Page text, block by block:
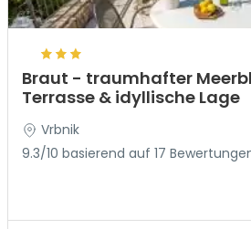
Braut - traumhafter
Terrasse & idyllische Lage
Vrbnik
9.3/10 basierend auf 17